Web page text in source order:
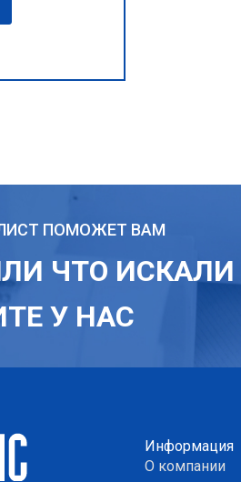
ПОМОЖЕТ ВАМ
ЧТО ИСКАЛИ
У НАС
Информация
О компании